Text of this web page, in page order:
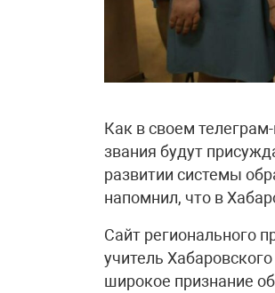
Как в своем
звания будут
развитии системы
напомнил, что в
Сайт регионального
учитель
широкое признание